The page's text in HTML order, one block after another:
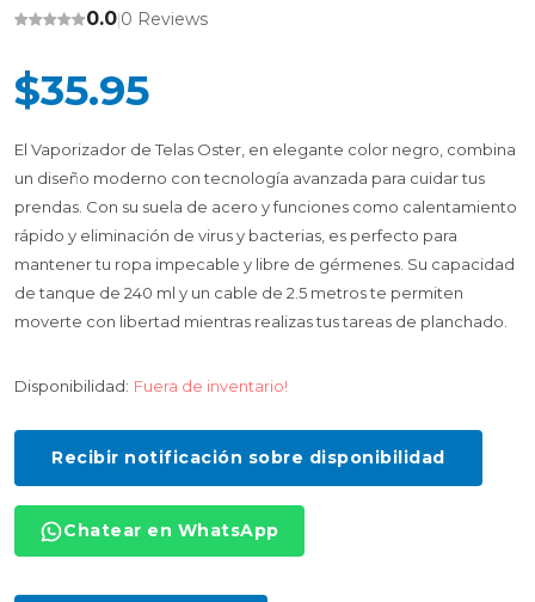
0.0|0 Reviews
$35.95
El Vaporizador de Telas Oster, en elegante color negro, combina
un diseño moderno con tecnología avanzada para cuidar tus
prendas. Con su suela de acero y funciones como calentamiento
rápido y eliminación de virus y bacterias, es perfecto para
mantener tu ropa impecable y libre de gérmenes. Su capacidad
de tanque de 240 ml y un cable de 2.5 metros te permiten
moverte con libertad mientras realizas tus tareas de planchado.
Disponibilidad: Fuera de inventario!
Recibir notificación sobre disponibilidad
Chatear en WhatsApp